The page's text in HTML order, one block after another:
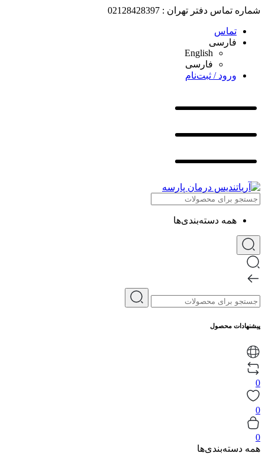
شماره تماس دفتر تهران : 02128428397
تماس
فارسی
English
فارسی
ورود / ثبت‌نام
همه دسته‌بندی‌ها
پیشنهادات محصول
0
0
0
همه دسته‌بندی‌ها